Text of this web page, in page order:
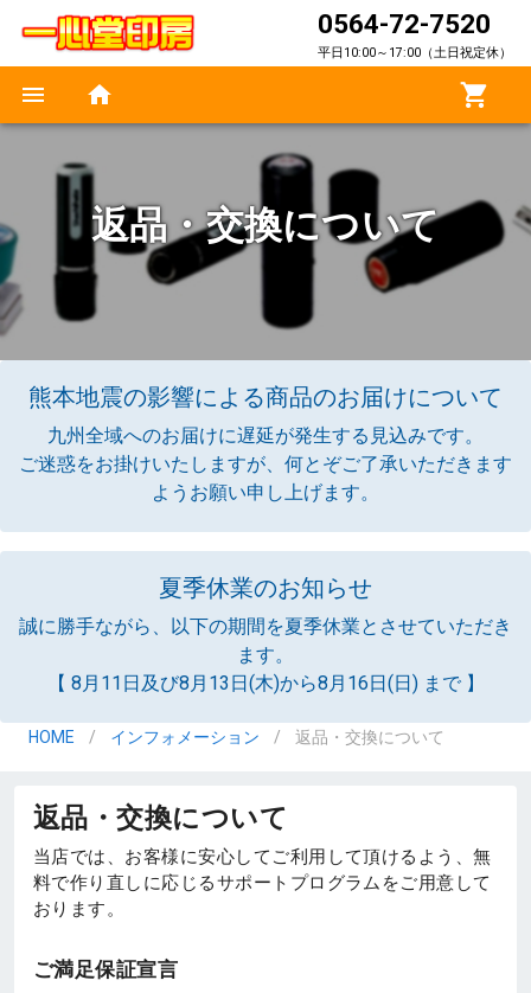
0564-72-7520
平日10:00～17:00（土日祝定休）
返品・交換について
熊本地震の影響による商品のお届けについて
九州全域へのお届けに遅延が発生する見込みです。
ご迷惑をお掛けいたしますが、何とぞご了承いただきます
ようお願い申し上げます。
夏季休業のお知らせ
誠に勝手ながら、以下の期間を夏季休業とさせていただき
ます。
【 8月11日及び8月13日(木)から8月16日(日) まで 】
HOME / インフォメーション / 返品・交換について
返品・交換について
当店では、お客様に安心してご利用して頂けるよう、無
料で作り直しに応じるサポートプログラムをご用意して
おります。
ご満足保証宣言